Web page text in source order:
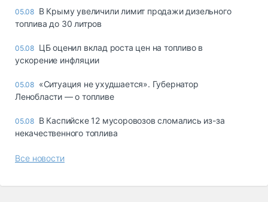
05.08 В Крыму увеличили лимит продажи дизельного
топлива до 30 литров
05.08 ЦБ оценил вклад роста цен на топливо в
ускорение инфляции
05.08 «Ситуация не ухудшается». Губернатор
Ленобласти — о топливе
05.08 В Каспийске 12 мусоровозов сломались из-за
некачественного топлива
Все новости